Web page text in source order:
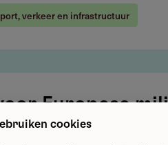
verkeer en infrastructuur
Europese
cookies